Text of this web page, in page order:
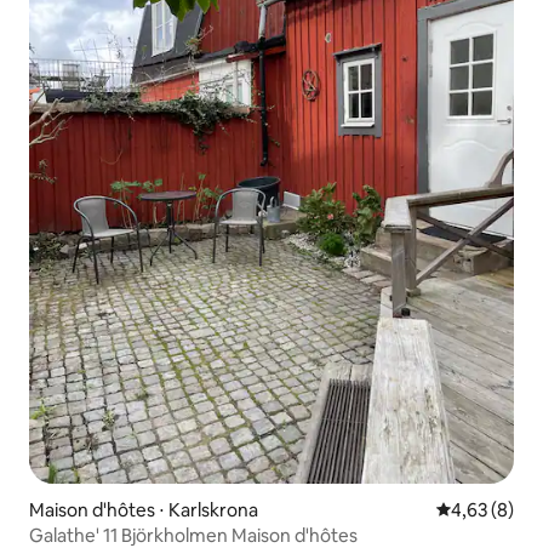
Maison d'hôtes ⋅ Karlskrona Évaluation
4,63 (8)
Galathe' 11 Björkholmen Maison d'hôtes